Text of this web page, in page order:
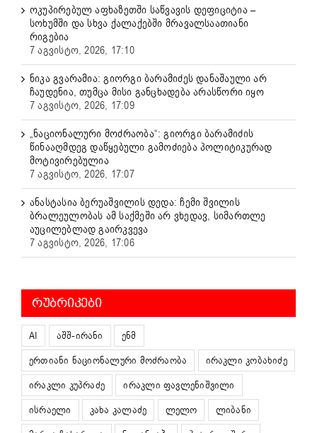
ოკუპირებულ აფხაზეთში საწვავის დეფიციტია –
სოხუმში და სხვა ქალაქებში მრავალსაათიანი
რიგებია
7 აგვისტო, 2026, 17:10
ნიკა გვარამია: გიორგი ბარამიძეს დანაშაული არ
ჩაუდენია, თუმცა მისი განცხადება არასწორი იყო
7 აგვისტო, 2026, 17:09
„ნაციონალური მოძრაობა“: გიორგი ბარამიძის
წინააღმდეგ დაწყებული გამოძიება პოლიტიკურად
მოტივირებულია
7 აგვისტო, 2026, 17:07
ანასტასია ბერუაშვილის დედა: ჩემი შვილის
ბრალეულობას ამ საქმეში არ ვხედავ, სიმართლე
აუცილებლად გაირკვევა
7 აგვისტო, 2026, 17:06
ᲠᲣᲑᲠᲘᲙᲔᲑᲘ
AI აშშ-ირანი
ენმ
ერთიანი ნაციონალური მოძრაობა
ირაკლი კობახიძე
ირაკლი კუპრაძე
ირაკლი ფავლენიშვილი
ისრაელი
კახა კალაძე ლელო
ლიბანი